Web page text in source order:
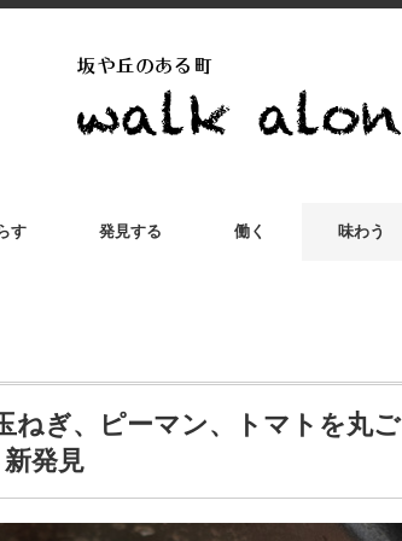
す 発見する 働く 味わう
ねぎ、ピーマン、トマトを丸ご
発見